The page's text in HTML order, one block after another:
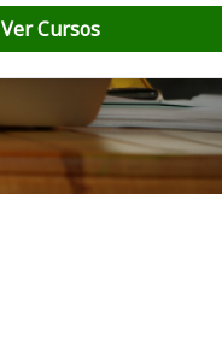
Ver Cursos